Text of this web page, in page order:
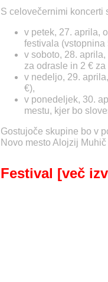
S celovečernimi koncerti
v petek, 27. aprila,
festivala (vstopnina
v soboto, 28.
za odrasle in 2 € za
v nedeljo, 29.
€),
v ponedeljek, 30.
mestu, kjer bo
Gostujoče skupine bo v
Novo mesto Alojzij
Festival [več